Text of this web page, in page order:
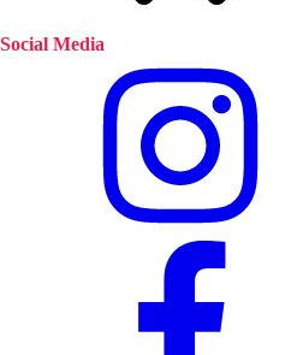
Social Media